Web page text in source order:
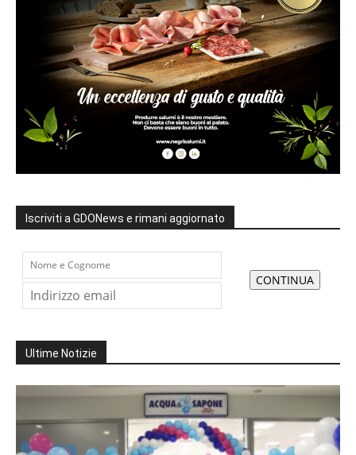
Iscriviti a GDONews e rimani aggiornato
Ultime Notizie